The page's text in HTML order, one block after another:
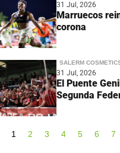
31 Jul, 2026
Marruecos
corona
SALERM
31 Jul, 2026
El Puente
Segunda
1 2 3 4 5 6 7